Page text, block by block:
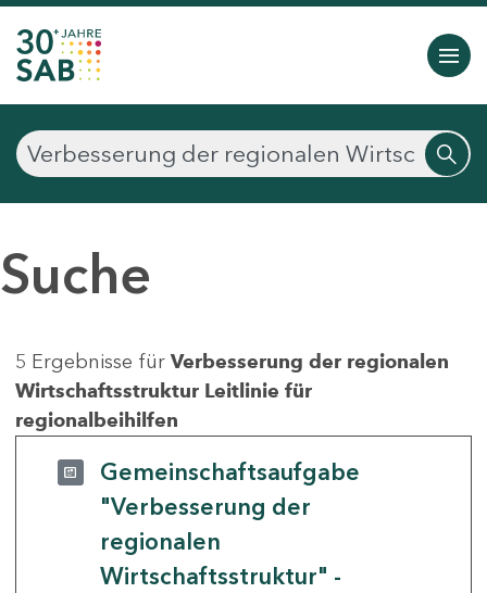
Suche
5 Ergebnisse für Verbesserung der regionalen
Wirtschaftsstruktur Leitlinie für
regionalbeihilfen
Gemeinschaftsaufgabe
"Verbesserung der
regionalen
Wirtschaftsstruktur" -